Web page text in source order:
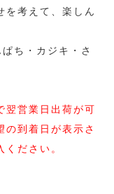
を考えて、楽しん
ち・カジキ・さ
翌営業日出荷が可
の到着日が表示さ
ださい。